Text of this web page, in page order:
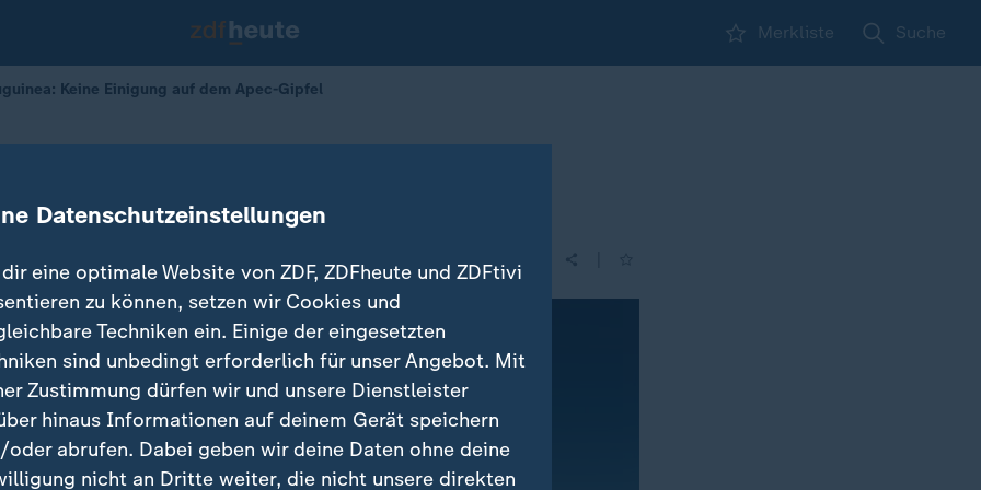
Merkliste Suche
Keine Einigung auf dem Apec-Gipfel
auf dem Apec-Gipfel
Datenschutzeinstellungen
eine optimale Website von ZDF, ZDFheute und ZDFtivi
zu können, setzen wir Cookies und
Techniken ein. Einige der eingesetzten
sind unbedingt erforderlich für unser Angebot. Mit
Zustimmung dürfen wir und unsere Dienstleister
hinaus Informationen auf deinem Gerät speichern
oder abrufen. Dabei geben wir deine Daten ohne deine
nicht an Dritte weiter, die nicht unsere direkten